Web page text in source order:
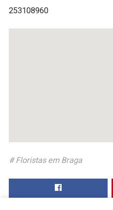
253108960
Floristas em Braga